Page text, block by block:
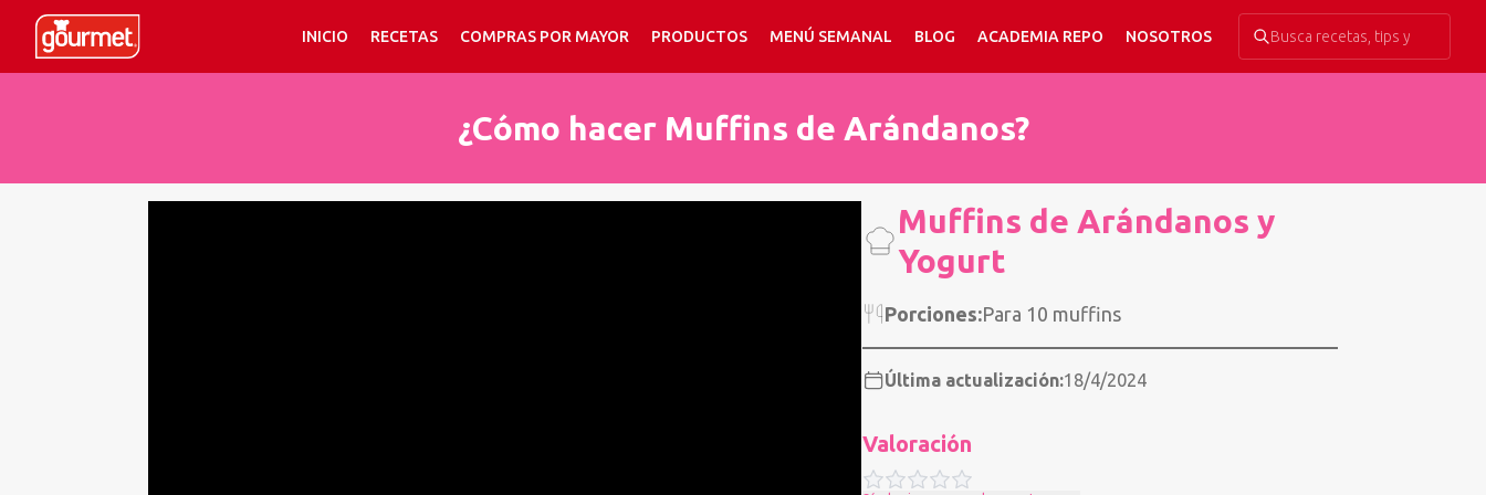
INICIO RECETAS COMPRAS POR MAYOR PRODUCTOS MENÚ SEMANAL BLOG ACADEMIA REPO NOSOTROS
¿Cómo hacer Muffins de Arándanos?
Muffins de Arándanos y
Yogurt
Porciones:Para 10 muffins
Última actualización:18/4/2024
Valoración